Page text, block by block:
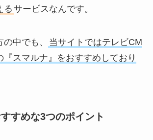
るサービスなんです。
中でも、
当サイトではテレビCM
『スマルナ』をおすすめしており
すめな3つのポイント